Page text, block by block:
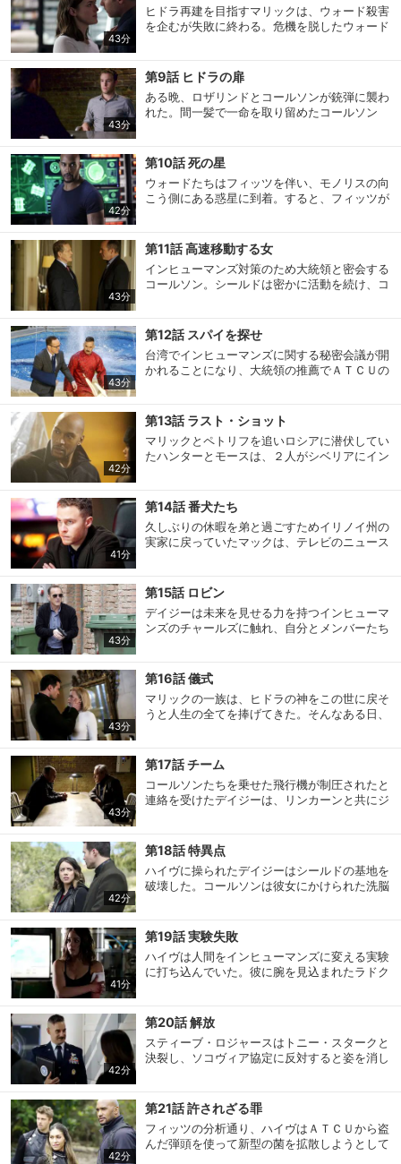
購入明細
Myクーポン
現在獲得済みのお得なクーポンを確認でき
購入履歴
レンタル、購入、定額見放題の購入履歴の
確認が可能です。こちらから視聴いただく
と便利です。
お気に入り
す。お気に入りに追加した作品の削除も可
閲覧履歴
視聴年齢制限
サイト内で表示される作品の表示制限が可
能です。5段階の年齢区分から選択できま
視聴デバイス一覧
スマホなどでRakuten TVを視聴する際のデ
バイス連携の設定ができます。
パスコード設定
求められるのでお子さまがいても安心で
す。
メルマガ
定額見放題解約
定額見放題コンテンツの解約はこちらから
可能です。
ログアウト
ルソンは、リンカーンの情報を知ると、急きょ
ニューヨークへ引き返すことに決める。一方、
43分
ヒドラ再建を目指すマリックは、ウォード殺害
を企むが失敗に終わる。危機を脱したウォード
はＡＴＣＵの真の狙いを突き止めようと、ガー
ナー博士のモジュールが施設に運ばれるチャン
スを活かし“スポットライト作戦”を決行。さら
に、コールソンはＡＴＣＵのリーダーであるロ
43分
第9話 ヒドラの扉
ある晩、ロザリンドとコールソンが銃弾に襲わ
れた。間一髪で一命を取り留めたコールソン
の枠を超える決心をした彼は、マックに長官代
理を任命する。一方、シールドはマリックが時
空の扉を開けようとしていると知り、フィッツ
とシモンズが“遠隔惑星探査隊”の施設調査に向
42分
第10話 死の星
ウォードたちはフィッツを伴い、モノリスの向
こう側にある惑星に到着。すると、フィッツが
ラの施設にインヒューマンズのコンテナが運搬
されていることを知る。長官代理のマックには
仲間とインヒューマンズの救出、さらにモノリ
スの部屋を制圧するという重圧がのしかかる
43分
第11話 高速移動する女
インヒューマンズ対策のため大統領と密会する
コールソン。シールドは密かに活動を続け、コ
ボゴタで、大量の武器が警察車両から一瞬にし
て奪われるという事件が発生。調査のため現地
入りしたマックだったが、彼も武器同様に一瞬
で消えてしまう事態に。やがて、シールドは防
43分
第12話 スパイを探せ
台湾でインヒューマンズに関する秘密会議が開
かれることになり、大統領の推薦でＡＴＣＵの
マンズに関する情報収集と、ヒドラのスパイを
見つけ出し、マリックの居場所を突き止めるこ
とだった。会議場に向かった2人は、目の前に
座る5人の出席者の中に潜んでいるというスパ
42分
第13話 ラスト・ショット
マリックとペトリフを追いロシアに潜伏してい
たハンターとモースは、２人がシベリアにイン
ハンターたちに、建設予定地にあるという機密
施設へ侵入し、マリックの狙いを探るよう指示
を出す。すると、彼らは施設内でロシア首相の
側近クルピンの死体を発見。さらに、マリック
41分
第14話 番犬たち
久しぶりの休暇を弟と過ごすためイリノイ州の
実家に戻っていたマックは、テレビのニュース
とを知る。横にいた弟は“番犬”の行為を称賛
し、困惑するマック。そんな彼のもとへ、手が
かりが消える前に襲撃された施設へ行くようコ
ールソンから連絡が入る。シールドのメンバー
43分
第15話 ロビン
デイジーは未来を見せる力を持つインヒューマ
ンズのチャールズに触れ、自分とメンバーたち
まい、デイジーは皆の未来を変えるためにも彼
を救出すると言い出す。しかし、コールソンは
未来の中心人物である彼女を基地から一歩も出
さないと決め、メイを現場に送り込む作戦を立
43分
第16話 儀式
マリックの一族は、ヒドラの神をこの世に戻そ
うと人生の全てを捧げてきた。そんなある日、
招集を命じる。神の姿を疑う幹部たちの前で彼
は…。一方、死の星にいた“化け物”の正体を探
るため、デイジーとリンカーンはサウスダコタ
に向かっていた。そこには「古代のインヒュー
43分
第17話 チーム
コールソンたちを乗せた飛行機が制圧されたと
連絡を受けたデイジーは、リンカーンと共にジ
リックへの尋問を開始したコールソンは、彼の
口から“驚愕の事実”を突きつけられる。なん
と、ウォードに寄生したのはラテン語の“ハイ
ヴ（群れ）”という名前で知られたクリーの奴
42分
第18話 特異点
ハイヴに操られたデイジーはシールドの基地を
破壊した。コールソンは彼女にかけられた洗脳
ためゼファー・ワンを稼働する。一方、フィッ
ツとシモンズは、ハイヴが宿主の脳にある快楽
物質を分泌させ、寄生したインヒューマンズに
無敵感を与えることを突き止めると、ルーマニ
41分
第19話 実験失敗
ハイヴは人間をインヒューマンズに変える実験
に打ち込んでいた。彼に腕を見込まれたラドク
驚異的なアイデア”を思いつく。しかし実験は
大失敗に終わり、彼に責められた博士は、使用
したハイヴの血に原因があり、生きたクリー人
のＤＮＡが必要だったと言い訳をする。する
42分
第20話 解放
スティーブ・ロジャースはトニー・スタークと
決裂し、ソコヴィア協定に反対すると姿を消し
になった。タルボット准将はインヒューマンズ
の登録をコールソンに迫るが、最高機密のリス
トを作り、それが悪の手に渡ったら罪もない
人々が苦しむと反論され…。一方、監禁された
42分
第21話 許されざる罪
フィッツの分析通り、ハイヴはＡＴＣＵから盗
んだ弾頭を使って新型の菌を拡散しようとして